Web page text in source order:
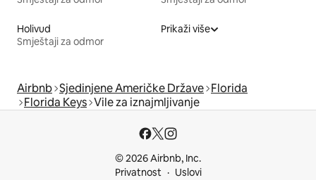
Holivud
Smještaji za odmor
Prikaži više
Airbnb Sjedinjene Američke Države Florida
Florida Keys Vile za iznajmljivanje
© 2026 Airbnb, Inc.
Privatnost
Uslovi